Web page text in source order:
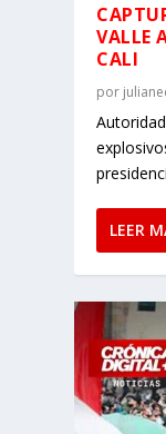
VALLE
CALI
por
LEER